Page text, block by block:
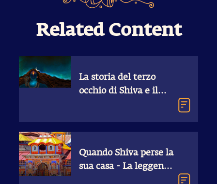
Related Content
La storia del terzo
occhio di Shiva e il
Quando Shiva perse la
sua casa - La leggenda